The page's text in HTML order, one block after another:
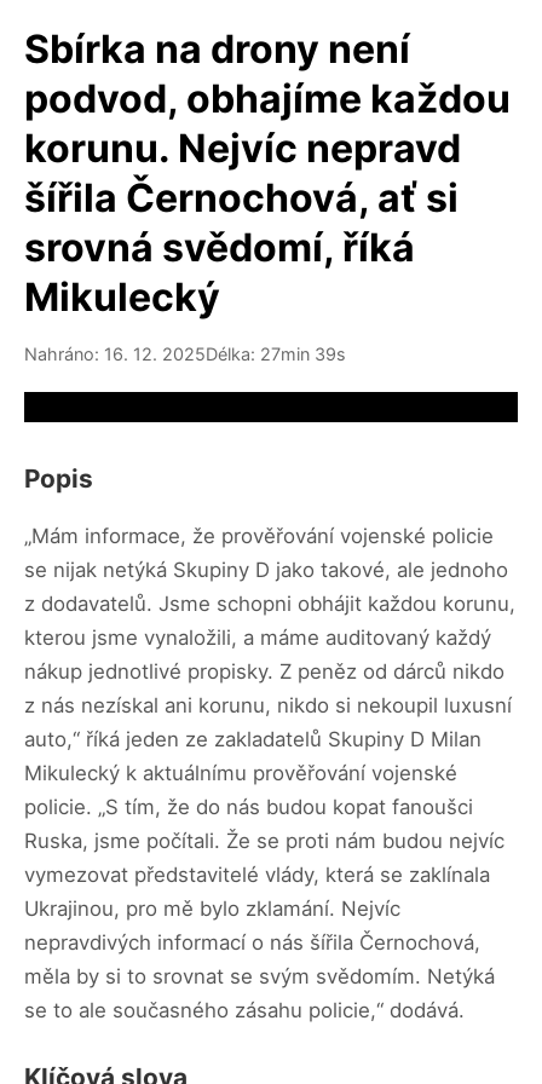
Sbírka na drony není
podvod, obhajíme každou
korunu. Nejvíc nepravd
šířila Černochová, ať si
srovná svědomí, říká
Mikulecký
Nahráno: 16. 12. 2025Délka: 27min 39s
Popis
„Mám informace, že prověřování vojenské policie
se nijak netýká Skupiny D jako takové, ale jednoho
z dodavatelů. Jsme schopni obhájit každou korunu,
kterou jsme vynaložili, a máme auditovaný každý
nákup jednotlivé propisky. Z peněz od dárců nikdo
z nás nezískal ani korunu, nikdo si nekoupil luxusní
auto,“ říká jeden ze zakladatelů Skupiny D Milan
Mikulecký k aktuálnímu prověřování vojenské
policie. „S tím, že do nás budou kopat fanoušci
Ruska, jsme počítali. Že se proti nám budou nejvíc
vymezovat představitelé vlády, která se zaklínala
Ukrajinou, pro mě bylo zklamání. Nejvíc
nepravdivých informací o nás šířila Černochová,
měla by si to srovnat se svým svědomím. Netýká
se to ale současného zásahu policie,“ dodává.
Klíčová slova